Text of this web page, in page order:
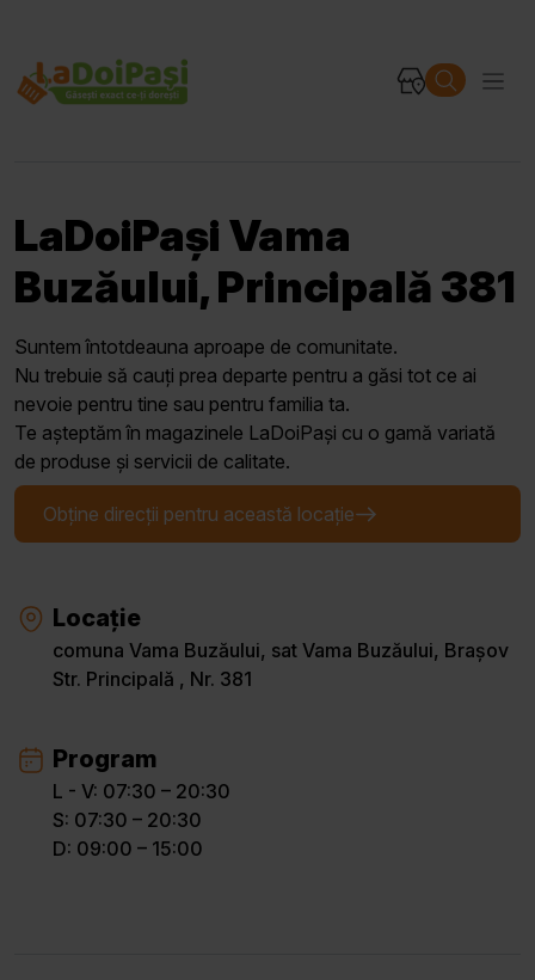
LaDoiPași Vama
Buzăului, Principală 381
Suntem întotdeauna aproape de comunitate.
Nu trebuie să cauți prea departe pentru a găsi tot ce ai
nevoie pentru tine sau pentru familia ta.
Te așteptăm în magazinele LaDoiPași cu o gamă variată
de produse și servicii de calitate.
Obține direcții pentru această locație
Locație
comuna Vama Buzăului, sat Vama Buzăului, Brașov
Str. Principală , Nr. 381
Program
L - V: 07:30 – 20:30
S: 07:30 – 20:30
D: 09:00 – 15:00